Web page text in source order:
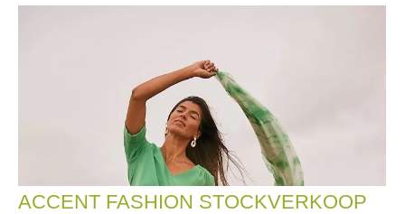
ACCENT FASHION STOCKVERKOOP